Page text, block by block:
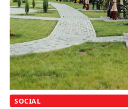
SOCIAL